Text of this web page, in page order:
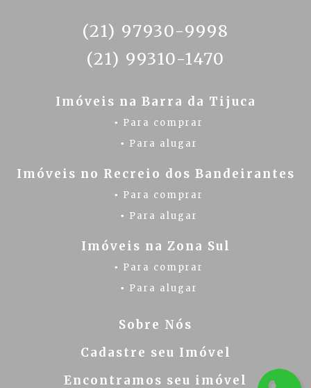
(21) 97930-9998
(21) 99310-1470
Imóveis na Barra da Tijuca
▪ Para comprar
▪ Para alugar
Imóveis no Recreio dos Bandeirantes
▪ Para comprar
▪ Para alugar
Imóveis na Zona Sul
▪ Para comprar
▪ Para alugar
Sobre Nós
Cadastre seu Imóvel
Encontramos seu imóvel